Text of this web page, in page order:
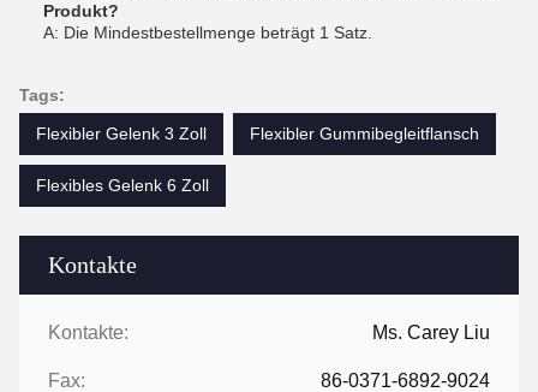
Kontakte
Kontakte: Ms. Carey Liu
Fax: 86-0371-6892-9024
Produkt?
A: Die Mindestbestellmenge beträgt 1 Satz.
Tags:
Flexibler Gelenk 3 Zoll
Flexibler Gummibegleitflansch
Flexibles Gelenk 6 Zoll